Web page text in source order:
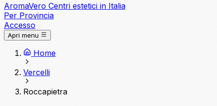
AromaVero Centri estetici in Italia
Per Provincia
Accesso
Apri menu
Home
Vercelli
Roccapietra